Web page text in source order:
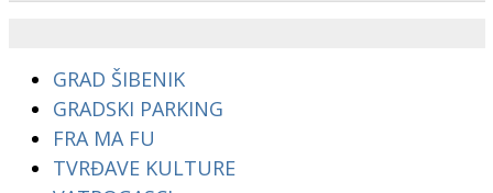
GRAD ŠIBENIK
GRADSKI PARKING
FRA MA FU
TVRĐAVE KULTURE